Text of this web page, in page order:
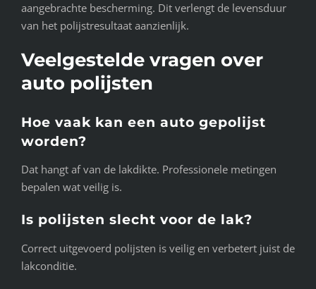
aangebrachte bescherming. Dit verlengt de levensduur
van het polijstresultaat aanzienlijk.
Veelgestelde vragen over
auto polijsten
Hoe vaak kan een auto gepolijst
worden?
Dat hangt af van de lakdikte. Professionele metingen
bepalen wat veilig is.
Is polijsten slecht voor de lak?
Correct uitgevoerd polijsten is veilig en verbetert juist de
lakconditie.